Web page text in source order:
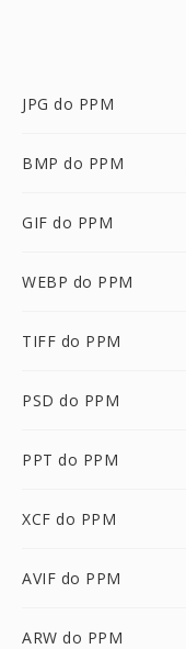
JPG do PPM
BMP do PPM
GIF do PPM
WEBP do PPM
TIFF do PPM
PSD do PPM
PPT do PPM
XCF do PPM
AVIF do PPM
ARW do PPM